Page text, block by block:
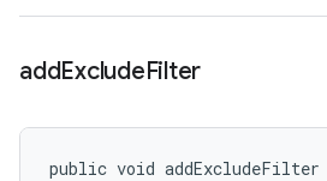
addExcludeFilter
public void